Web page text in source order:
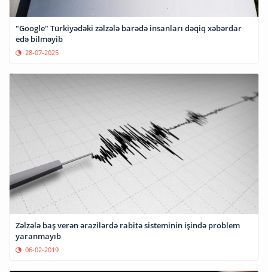
"Google" Türkiyədəki zəlzələ barədə insanları dəqiq xəbərdar
edə bilməyib
28-07-2025
Zəlzələ baş verən ərazilərdə rabitə sisteminin işində problem
yaranmayıb
06-02-2019